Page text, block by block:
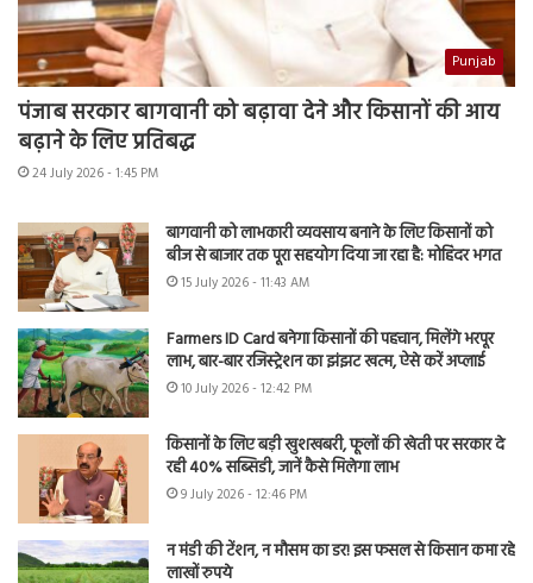
Punjab
पंजाब सरकार बागवानी को बढ़ावा देने और किसानों की आय
बढ़ाने के लिए प्रतिबद्ध
24 July 2026 - 1:45 PM
बागवानी को लाभकारी व्यवसाय बनाने के लिए किसानों को
बीज से बाजार तक पूरा सहयोग दिया जा रहा है: मोहिंदर भगत
15 July 2026 - 11:43 AM
Farmers ID Card बनेगा किसानों की पहचान, मिलेंगे भरपूर
लाभ, बार-बार रजिस्ट्रेशन का झंझट खत्म, ऐसे करें अप्लाई
10 July 2026 - 12:42 PM
किसानों के लिए बड़ी खुशखबरी, फूलों की खेती पर सरकार दे
रही 40% सब्सिडी, जानें कैसे मिलेगा लाभ
9 July 2026 - 12:46 PM
न मंडी की टेंशन, न मौसम का डर! इस फसल से किसान कमा रहे
लाखों रुपये